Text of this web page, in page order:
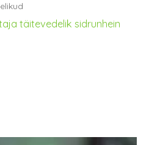
täitevedelik sidrunhein